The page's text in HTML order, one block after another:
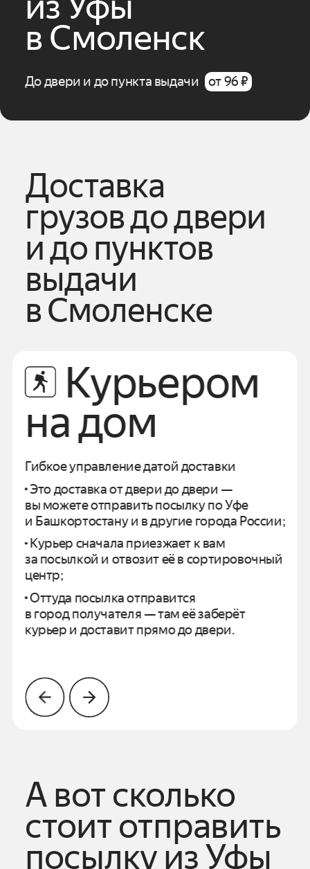
в Смоленск
До двери и до пункта выдачи от 96 ₽
Доставка
грузов до двери
и до пунктов
выдачи
вСмоленске
Курьером
на дом
Гибкое управление датой доставки
Это доставка от двери до двери —
вы можете отправить посылку поУфе
и Башкортостануи в другие города России;
Курьер сначала приезжает к вам
за посылкой и отвозитеё в сортировочный
центр;
Оттуда посылка отправится
в город получателя —там её заберёт
курьер и доставит прямо до двери.
А вот сколько
стоит отправить
посылку изУфы